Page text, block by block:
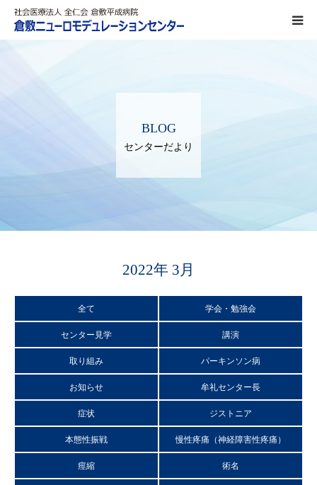
BLOG
センターだより
2022年 3月
全て 学会・勉強会
センター見学 講演
取り組み パーキンソン病
お知らせ 牟礼センター長
症状 ジストニア
本態性振戦 慢性疼痛（神経障害性疼痛）
痙縮 術名
パーキンソン病
ジストニア
本態性振戦（ふるえ）
神経障害性疼痛（慢性疼痛）
痙縮
特発性正常圧水頭症（ハキム病）